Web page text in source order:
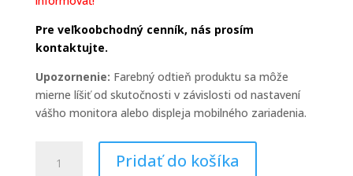
Pre veľkoobchodný cenník, nás prosím
kontaktujte.
Upozornenie: Farebný odtieň produktu sa môže
mierne líšiť od skutočnosti v závislosti od nastavení
vášho monitora alebo displeja mobilného zariadenia.
HAMAVISS
Pridať do košíka